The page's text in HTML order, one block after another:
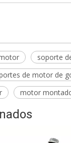
soporte
de motor de
motor